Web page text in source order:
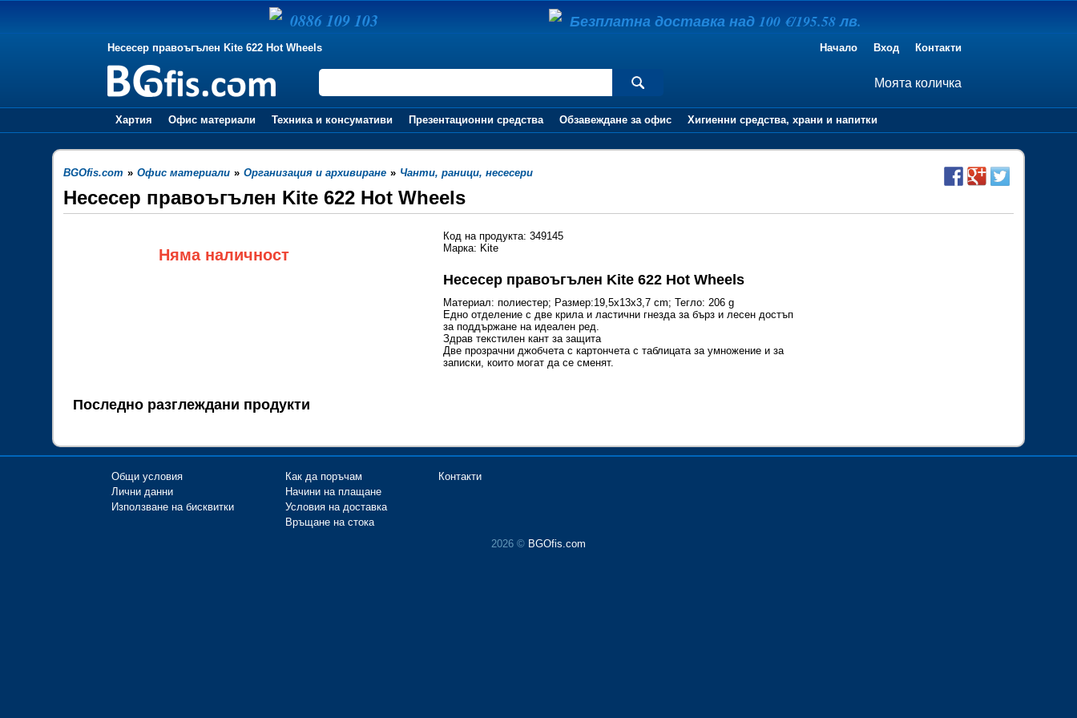
Несесер правоъгълен Kite 622 Hot Wheels Начало Вход Контакти
Моята количка
Хартия Офис материали Техника и консумативи Презентационни средства Обзавеждане за офис Хигиенни средства, храни и напитки
BGOfis.com » Офис материали » Организация и архивиране » Чанти, раници, несесери
Несесер правоъгълен Kite 622 Hot Wheels
Няма наличност
Код на продукта: 349145
Марка: Kite
Несесер правоъгълен Kite 622 Hot Wheels
Материал: полиeстер; Размер:19,5x13x3,7 cm; Тегло: 206 g
Едно отделение с две крила и ластични гнезда за бърз и лесен достъп
за поддържане на идеален ред.
Здрав текстилен кант за защита
Две прозрачни джобчета с картончета с таблицата за умножение и за
записки, които могат да се сменят.
Последно разглеждани продукти
0886 109 103 Безплатна доставка над 100 €/195.58 лв.
Общи условия
Лични данни
Използване на бисквитки
Как да поръчам
Начини на плащане
Условия на доставка
Връщане на стока
Контакти
2026 © BGOfis.com